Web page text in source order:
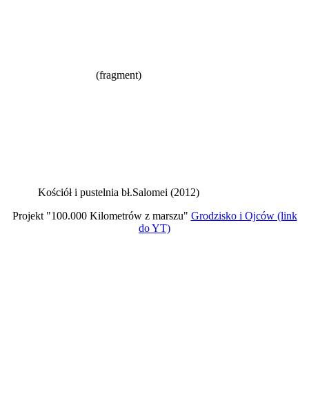
(fragment)
Kościół i pustelnia bł.Salomei (2012)
Projekt "100.000 Kilometrów z marszu" Grodzisko i Ojców (link
do YT)